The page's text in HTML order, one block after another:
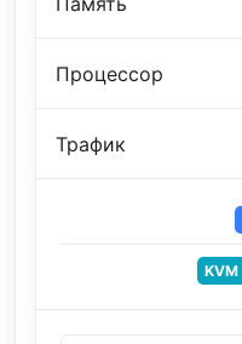
Процессор
Трафик
KVM